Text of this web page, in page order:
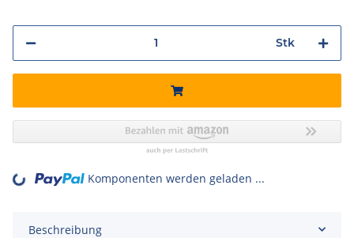
Stk
Loading... Komponenten werden geladen ...
Beschreibung